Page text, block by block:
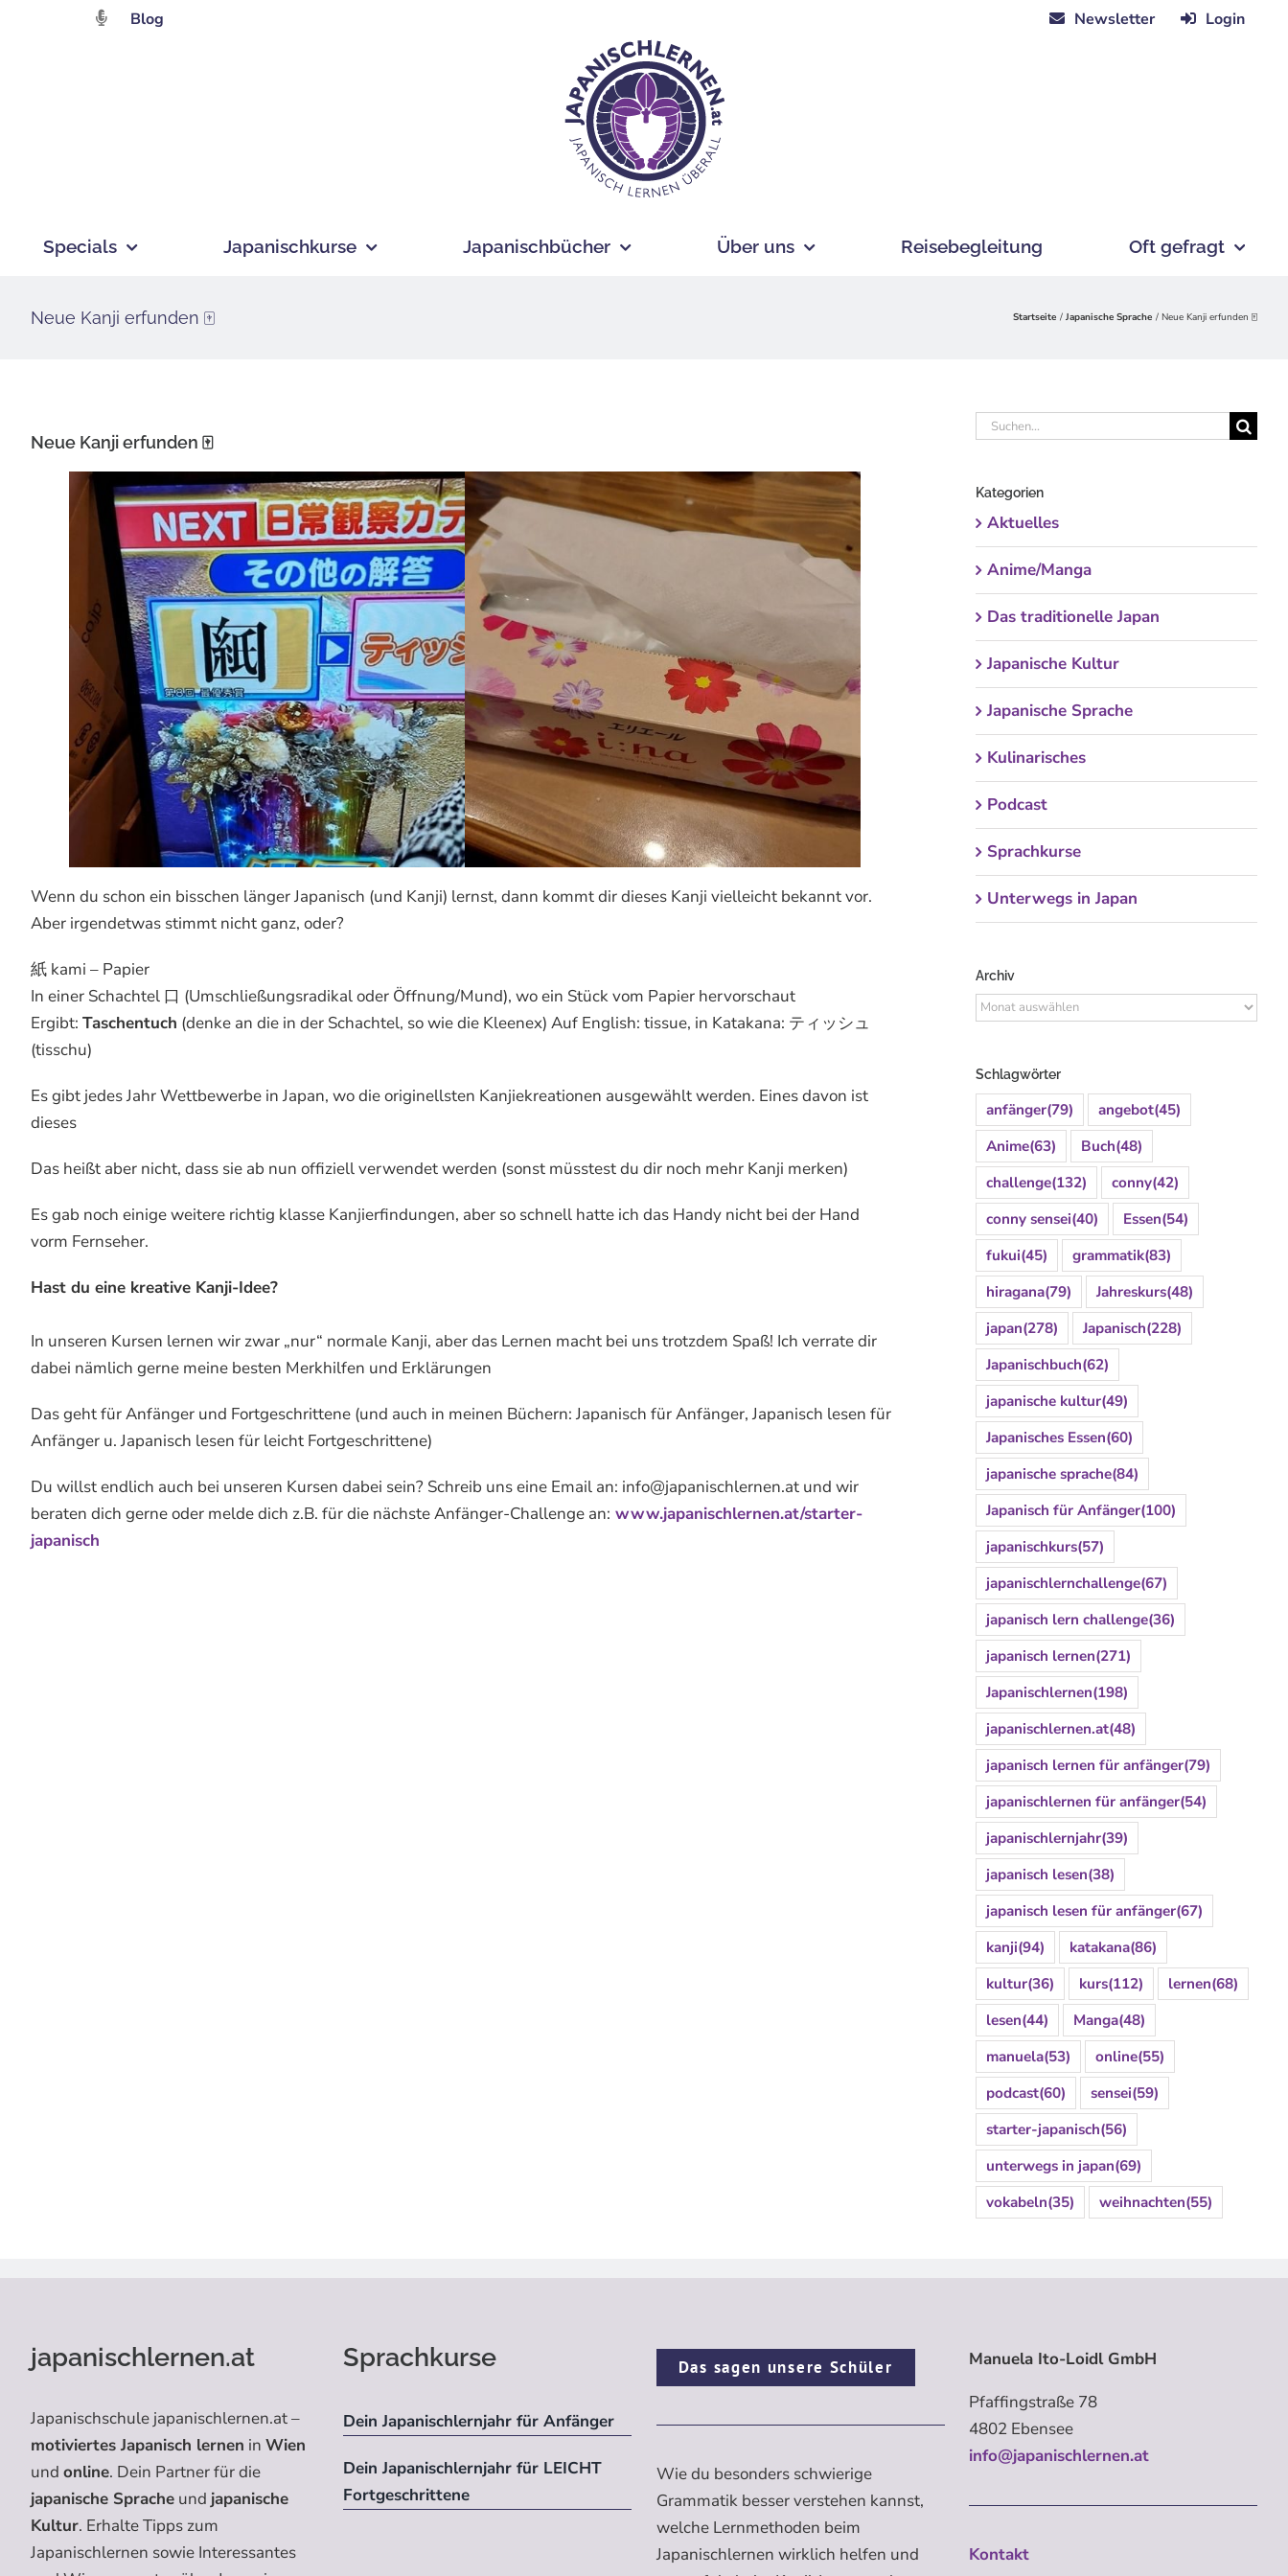
Blog Newsletter Login
Specials Japanischkurse Japanischbücher Über uns Reisebegleitung Oft gefragt
Neue Kanji erfunden 🀄 Startseite Japanische Sprache Neue Kanji erfunden 🀄
Neue Kanji erfunden 🀄
Wenn du schon ein bisschen länger Japanisch (und Kanji) lernst, dann kommt dir dieses Kanji vielleicht bekannt vor.
Aber irgendetwas stimmt nicht ganz, oder?
紙 kami – Papier
In einer Schachtel 口 (Umschließungsradikal oder Öffnung/Mund), wo ein Stück vom Papier hervorschaut
Ergibt: Taschentuch (denke an die in der Schachtel, so wie die Kleenex) Auf English: tissue, in Katakana: ティッシュ
(tisschu)
Es gibt jedes Jahr Wettbewerbe in Japan, wo die originellsten Kanjiekreationen ausgewählt werden. Eines davon ist
dieses
Das heißt aber nicht, dass sie ab nun offiziell verwendet werden (sonst müsstest du dir noch mehr Kanji merken)
Es gab noch einige weitere richtig klasse Kanjierfindungen, aber so schnell hatte ich das Handy nicht bei der Hand
vorm Fernseher.
Hast du eine kreative Kanji-Idee?
In unseren Kursen lernen wir zwar „nur“ normale Kanji, aber das Lernen macht bei uns trotzdem Spaß! Ich verrate dir
dabei nämlich gerne meine besten Merkhilfen und Erklärungen
Das geht für Anfänger und Fortgeschrittene (und auch in meinen Büchern: Japanisch für Anfänger, Japanisch lesen für
Anfänger u. Japanisch lesen für leicht Fortgeschrittene)
Du willst endlich auch bei unseren Kursen dabei sein? Schreib uns eine Email an: info@japanischlernen.at und wir
beraten dich gerne oder melde dich z.B. für die nächste Anfänger-Challenge an: www.japanischlernen.at/starter-
japanisch
Suche
Kategorien
Aktuelles
Anime/Manga
Das traditionelle Japan
Japanische Kultur
Japanische Sprache
Kulinarisches
Podcast
Sprachkurse
Unterwegs in Japan
Archiv
Archiv
Schlagwörter
anfänger(79) angebot(45)
Anime(63) Buch(48)
challenge(132) conny(42)
conny sensei(40) Essen(54)
fukui(45) grammatik(83)
hiragana(79) Jahreskurs(48)
japan(278) Japanisch(228)
Japanischbuch(62)
japanische kultur(49)
Japanisches Essen(60)
japanische sprache(84)
Japanisch für Anfänger(100)
japanischkurs(57)
japanischlernchallenge(67)
japanisch lern challenge(36)
japanisch lernen(271)
Japanischlernen(198)
japanischlernen.at(48)
japanisch lernen für anfänger(79)
japanischlernen für anfänger(54)
japanischlernjahr(39)
japanisch lesen(38)
japanisch lesen für anfänger(67)
kanji(94) katakana(86)
kultur(36) kurs(112) lernen(68)
lesen(44) Manga(48)
manuela(53) online(55)
podcast(60) sensei(59)
starter-japanisch(56)
unterwegs in japan(69)
vokabeln(35) weihnachten(55)
japanischlernen.at
Japanischschule japanischlernen.at –
motiviertes Japanisch lernen in Wien
und online. Dein Partner für die
japanische Spracheund japanische
Kultur. Erhalte Tipps zum
Japanischlernen sowie Interessantes
Sprachkurse
Dein Japanischlernjahr für Anfänger
Dein Japanischlernjahr für LEICHT
Fortgeschrittene
Das sagen unsere Schüler
Wie du besonders schwierige
Grammatik besser verstehen kannst,
welche Lernmethoden beim
Japanischlernen wirklich helfen und
Manuela Ito-Loidl GmbH
Pfaffingstraße 78
4802 Ebensee
info@japanischlernen.at
Kontakt